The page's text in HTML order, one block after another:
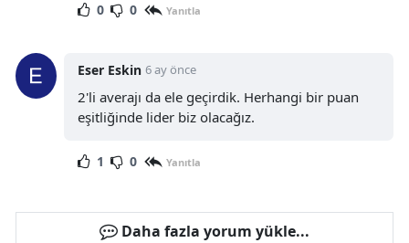
0 0 Yanıtla
Eser Eskin 6 ay önce
2'li averajı da ele geçirdik. Herhangi bir puan
eşitliğinde lider biz olacağız.
1 0 Yanıtla
Daha fazla yorum yükle...